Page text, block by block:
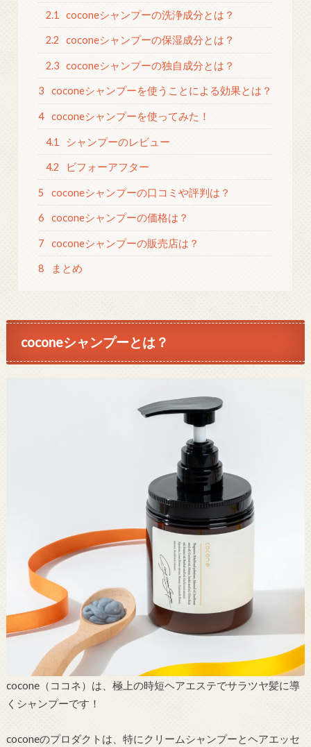
2.1 coconeシャンプーの洗浄成分とは？
2.2 coconeシャンプーの保湿成分とは？
2.3 coconeシャンプーの独自成分とは？
3 coconeシャンプーを使うことによる効果とは？
4 coconeシャンプーを使ってみた！
4.1 シャンプーのレビュー
4.2 ビフォーアフター
5 coconeシャンプーの口コミや評判は？
6 coconeシャンプーの価格は？
7 coconeシャンプーの販売店は？
8 まとめ
coconeシャンプーとは？
cocone（ココネ）は、極上の時短ヘアエステでサラツヤ髪に導
くシャンプーです！
coconeのプロダクトは、特にクリームシャンプーとヘアエッセ